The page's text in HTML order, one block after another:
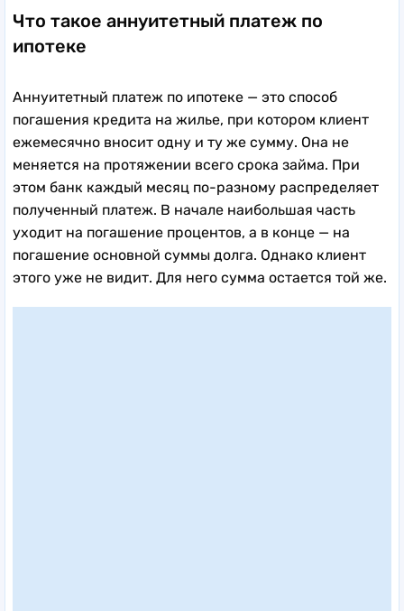
Что такое аннуитетный платеж по
ипотеке
Аннуитетный платеж по ипотеке — это способ
погашения кредита на жилье, при котором клиент
ежемесячно вносит одну и ту же сумму. Она не
меняется на протяжении всего срока займа. При
этом банк каждый месяц по-разному распределяет
полученный платеж. В начале наибольшая часть
уходит на погашение процентов, а в конце — на
погашение основной суммы долга. Однако клиент
этого уже не видит. Для него сумма остается той же.